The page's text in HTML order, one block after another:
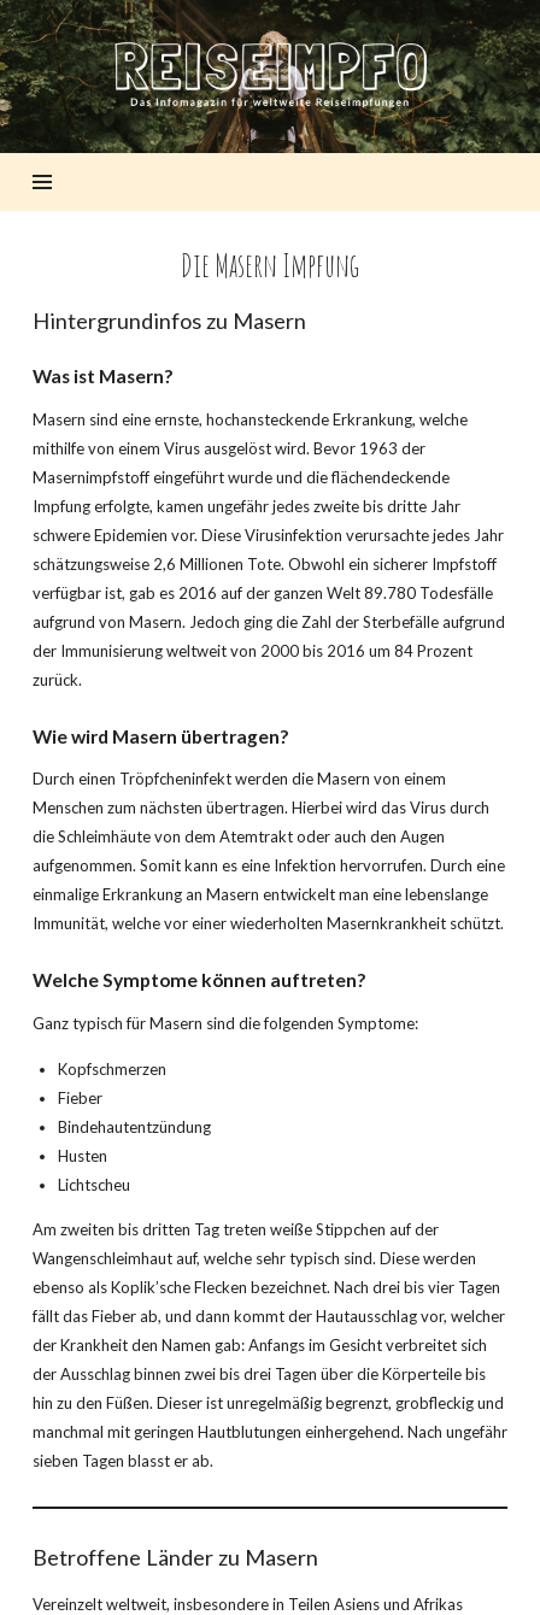
REISEIMPFO
Die Masern Impfung
Hintergrundinfos zu Masern
Was ist Masern?
Masern sind eine ernste, hochansteckende Erkrankung, welche
mithilfe von einem Virus ausgelöst wird. Bevor 1963 der
Masernimpfstoff eingeführt wurde und die flächendeckende
Impfung erfolgte, kamen ungefähr jedes zweite bis dritte Jahr
schwere Epidemien vor. Diese Virusinfektion verursachte jedes Jahr
schätzungsweise 2,6 Millionen Tote. Obwohl ein sicherer Impfstoff
verfügbar ist, gab es 2016 auf der ganzen Welt 89.780 Todesfälle
aufgrund von Masern. Jedoch ging die Zahl der Sterbefälle aufgrund
der Immunisierung weltweit von 2000 bis 2016 um 84 Prozent
zurück.
Wie wird Masern übertragen?
Durch einen Tröpfcheninfekt werden die Masern von einem
Menschen zum nächsten übertragen. Hierbei wird das Virus durch
die Schleimhäute von dem Atemtrakt oder auch den Augen
aufgenommen. Somit kann es eine Infektion hervorrufen. Durch eine
einmalige Erkrankung an Masern entwickelt man eine lebenslange
Immunität, welche vor einer wiederholten Masernkrankheit schützt.
Welche Symptome können auftreten?
Ganz typisch für Masern sind die folgenden Symptome:
Kopfschmerzen
Fieber
Bindehautentzündung
Husten
Lichtscheu
Am zweiten bis dritten Tag treten weiße Stippchen auf der
Wangenschleimhaut auf, welche sehr typisch sind. Diese werden
ebenso als Koplik’sche Flecken bezeichnet. Nach drei bis vier Tagen
fällt das Fieber ab, und dann kommt der Hautausschlag vor, welcher
der Krankheit den Namen gab: Anfangs im Gesicht verbreitet sich
der Ausschlag binnen zwei bis drei Tagen über die Körperteile bis
hin zu den Füßen. Dieser ist unregelmäßig begrenzt, grobfleckig und
manchmal mit geringen Hautblutungen einhergehend. Nach ungefähr
sieben Tagen blasst er ab.
Betroffene Länder zu Masern
Vereinzelt weltweit, insbesondere in Teilen Asiens und Afrikas